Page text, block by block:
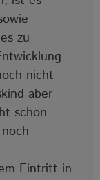
zu
nicht
aber
schon
Eintritt in